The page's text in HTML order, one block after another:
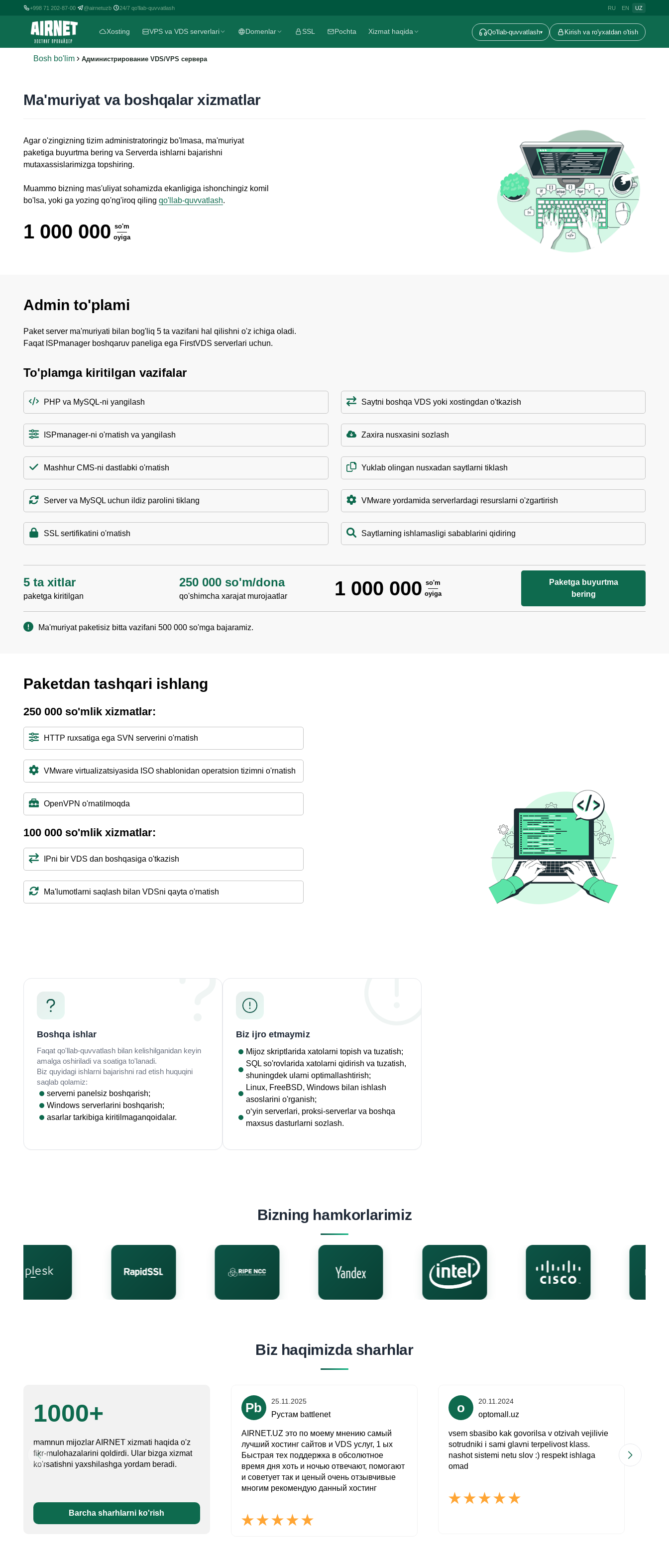
+998 71 202-87-00| @airnetuzb| 24/7 qo'llab-quvvatlash RU EN UZ
Xosting VPS va VDS serverlari Domenlar SSL Pochta Xizmat haqida Qo'llab-quvvatlash▾ Kirish va ro'yxatdan o'tish
Bosh bo'lim Администрирование VDS/VPS сервера
Ma'muriyat va boshqalar xizmatlar
Agar o'zingizning tizim administratoringiz bo'lmasa, ma'muriyat
paketiga buyurtma bering va Serverda ishlarni bajarishni
mutaxassislarimizga topshiring.
Muammo bizning mas'uliyat sohamizda ekanligiga ishonchingiz komil
bo'lsa, yoki ga yozing qo'ng'iroq qiling qo'llab-quvvatlash.
1 000 000 so'm
oyiga
Admin to'plami
Paket server ma'muriyati bilan bog'liq 5 ta vazifani hal qilishni o'z ichiga oladi.
Faqat ISPmanager boshqaruv paneliga ega FirstVDS serverlari uchun.
To'plamga kiritilgan vazifalar
PHP va MySQL-ni yangilash Saytni boshqa VDS yoki xostingdan o'tkazish
ISPmanager-ni o'rnatish va yangilash Zaxira nusxasini sozlash
Mashhur CMS-ni dastlabki o'rnatish Yuklab olingan nusxadan saytlarni tiklash
Server va MySQL uchun ildiz parolini tiklang VMware yordamida serverlardagi resurslarni o'zgartirish
SSL sertifikatini o'rnatish Saytlarning ishlamasligi sabablarini qidiring
5 ta xitlar
paketga kiritilgan
250 000 so'm/dona
qo'shimcha xarajat murojaatlar 1 000 000 so'm
oyiga
Paketga buyurtma
bering
Ma'muriyat paketisiz bitta vazifani 500 000 so'mga bajaramiz.
Paketdan tashqari ishlang
250 000 so'mlik xizmatlar:
HTTP ruxsatiga ega SVN serverini o'rnatish
VMware virtualizatsiyasida ISO shablonidan operatsion tizimni o'rnatish
OpenVPN o'rnatilmoqda
100 000 so'mlik xizmatlar:
IPni bir VDS dan boshqasiga o'tkazish
Ma'lumotlarni saqlash bilan VDSni qayta o'rnatish
Boshqa ishlar
Faqat qo'llab-quvvatlash bilan kelishilganidan keyin
amalga oshiriladi va soatiga to'lanadi.
Biz quyidagi ishlarni bajarishni rad etish huquqini
saqlab qolamiz:
serverni panelsiz boshqarish;
Windows serverlarini boshqarish;
asarlar tarkibiga kiritilmaganqoidalar.
Biz ijro etmaymiz
Mijoz skriptlarida xatolarni topish va tuzatish;
SQL so'rovlarida xatolarni qidirish va tuzatish,
shuningdek ularni optimallashtirish;
Linux, FreeBSD, Windows bilan ishlash
asoslarini o'rganish;
o‘yin serverlari, proksi-serverlar va boshqa
maxsus dasturlarni sozlash.
Bizning hamkorlarimiz
Biz haqimizda sharhlar
1000+
mamnun mijozlar AIRNET xizmati haqida o'z
fikr-mulohazalarini qoldirdi. Ular bizga xizmat
ko'rsatishni yaxshilashga yordam beradi.
Barcha sharhlarni ko'rish
Рb 25.11.2025
Рустам battlenet
AIRNET.UZ это по моему мнению самый
лучший хостинг сайтов и VDS услуг, 1 ых
Быстрая тех поддержка в обсолютное
время дня хоть и ночью отвечают, помогают
и советует так и ценый очень отзывчивые
многим рекомендую данный хостинг
o 20.11.2024
optomall.uz
vsem sbasibo kak govorilsa v otzivah vejilivie
sotrudniki i sami glavni terpelivost klass.
nashot sistemi netu slov :) respekt ishlaga
omad